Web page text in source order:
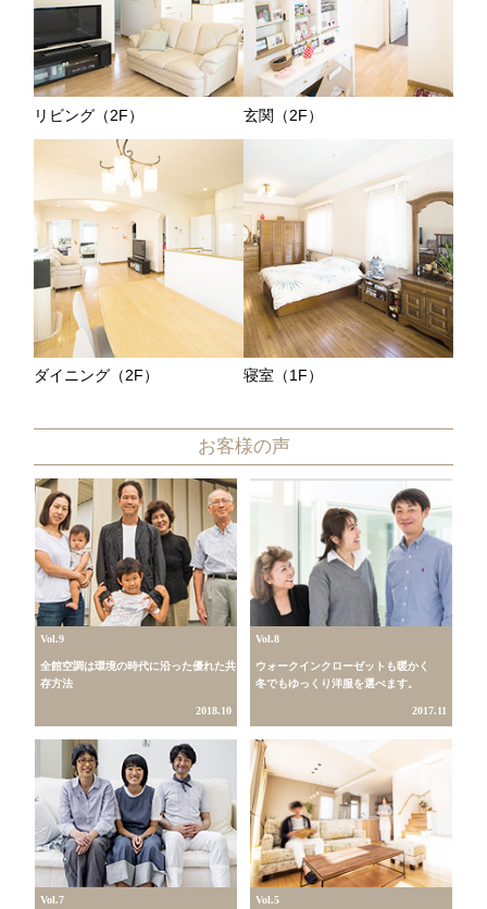
リビング（2F） 玄関（2F）
ダイニング（2F） 寝室（1F）
お客様の声
Vol.9
全館空調は環境の時代に沿った優れた共
存方法
2018.10
Vol.8
ウォークインクローゼットも暖かく
冬でもゆっくり洋服を選べます。
2017.11
Vol.7 Vol.5